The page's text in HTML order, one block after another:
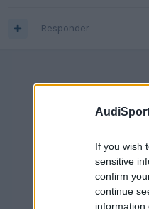
If you wish
sensitive
confirm
continue
information
Responder